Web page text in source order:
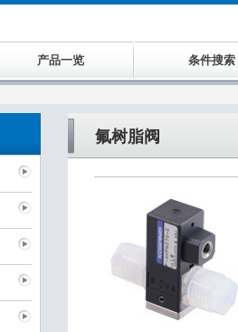
产品一览 条件搜索
氟树脂阀